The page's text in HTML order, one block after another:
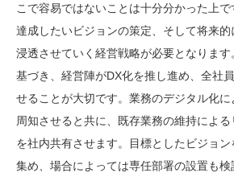
こで容易ではないことは十分分かった上
達成したいビジョンの策定、そして将来的
浸透させていく経営戦略が必要となりま
基づき、経営陣がDX化を推し進め、全社
せることが大切です。業務のデジタル化
周知させると共に、既存業務の維持によ
を社内共有させます。目標としたビジョ
集め、場合によっては専任部署の設置も